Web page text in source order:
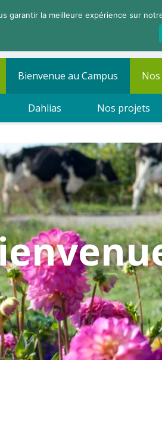
Bienvenue au Campus
Dahlias Nos projets
garantir la meilleure expérience sur